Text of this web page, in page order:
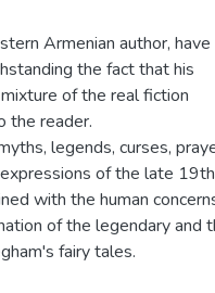
Armenian author, have
the fact that his
of the real fiction
the reader.
legends, curses,
of the late 19th
with the human
of the legendary and
fairy tales.